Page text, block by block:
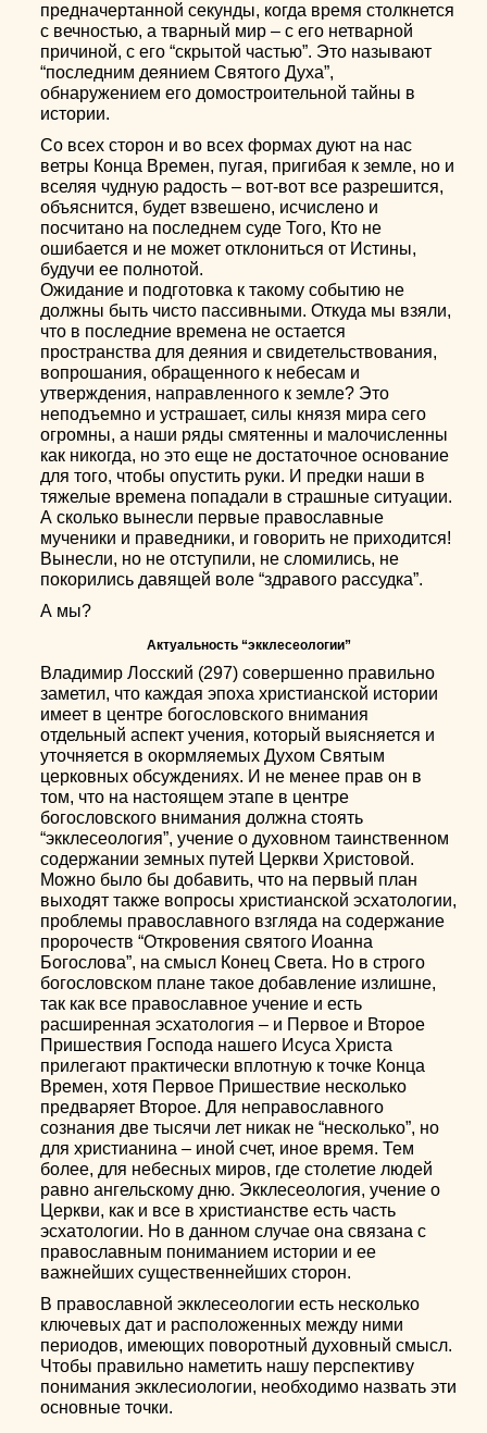
предначертанной секунды, когда время столкнется
с вечностью, а тварный мир – с его нетварной
причиной, с его “скрытой частью”. Это называют
“последним деянием Святого Духа”,
обнаружением его домостроительной тайны в
истории.
Со всех сторон и во всех формах дуют на нас
ветры Конца Времен, пугая, пригибая к земле, но и
вселяя чудную радость – вот-вот все разрешится,
объяснится, будет взвешено, исчислено и
посчитано на последнем суде Того, Кто не
ошибается и не может отклониться от Истины,
будучи ее полнотой.
Ожидание и подготовка к такому событию не
должны быть чисто пассивными. Откуда мы взяли,
что в последние времена не остается
пространства для деяния и свидетельствования,
вопрошания, обращенного к небесам и
утверждения, направленного к земле? Это
неподъемно и устрашает, силы князя мира сего
огромны, а наши ряды смятенны и малочисленны
как никогда, но это еще не достаточное основание
для того, чтобы опустить руки. И предки наши в
тяжелые времена попадали в страшные ситуации.
А сколько вынесли первые православные
мученики и праведники, и говорить не приходится!
Вынесли, но не отступили, не сломились, не
покорились давящей воле “здравого рассудка”.
А мы?
Актуальность “экклесеологии”
Владимир Лосский (297) совершенно правильно
заметил, что каждая эпоха христианской истории
имеет в центре богословского внимания
отдельный аспект учения, который выясняется и
уточняется в окормляемых Духом Святым
церковных обсуждениях. И не менее прав он в
том, что на настоящем этапе в центре
богословского внимания должна стоять
“экклесеология”, учение о духовном таинственном
содержании земных путей Церкви Христовой.
Можно было бы добавить, что на первый план
выходят также вопросы христианской эсхатологии,
проблемы православного взгляда на содержание
пророчеств “Откровения святого Иоанна
Богослова”, на смысл Конец Света. Но в строго
богословском плане такое добавление излишне,
так как все православное учение и есть
расширенная эсхатология – и Первое и Второе
Пришествия Господа нашего Исуса Христа
прилегают практически вплотную к точке Конца
Времен, хотя Первое Пришествие несколько
предваряет Второе. Для неправославного
сознания две тысячи лет никак не “несколько”, но
для христианина – иной счет, иное время. Тем
более, для небесных миров, где столетие людей
равно ангельскому дню. Экклесеология, учение о
Церкви, как и все в христианстве есть часть
эсхатологии. Но в данном случае она связана с
православным пониманием истории и ее
важнейших существеннейших сторон.
В православной экклесеологии есть несколько
ключевых дат и расположенных между ними
периодов, имеющих поворотный духовный смысл.
Чтобы правильно наметить нашу перспективу
понимания экклесиологии, необходимо назвать эти
основные точки.